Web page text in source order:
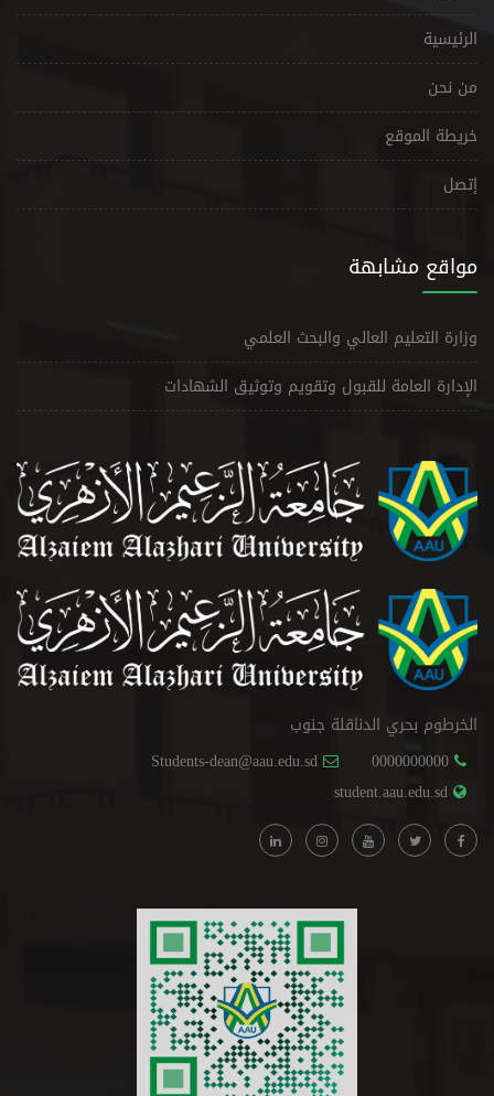
الرئيسية
من نحن
خريطة الموقع
إتصل
مواقع مشابهة
وزارة التعليم العالي والبحث العلمي
الإدارة العامة للقبول وتقويم وتوثيق الشهادات
الخرطوم بحري الدناقلة جنوب
0000000000
Students-dean@aau.edu.sd
student.aau.edu.sd